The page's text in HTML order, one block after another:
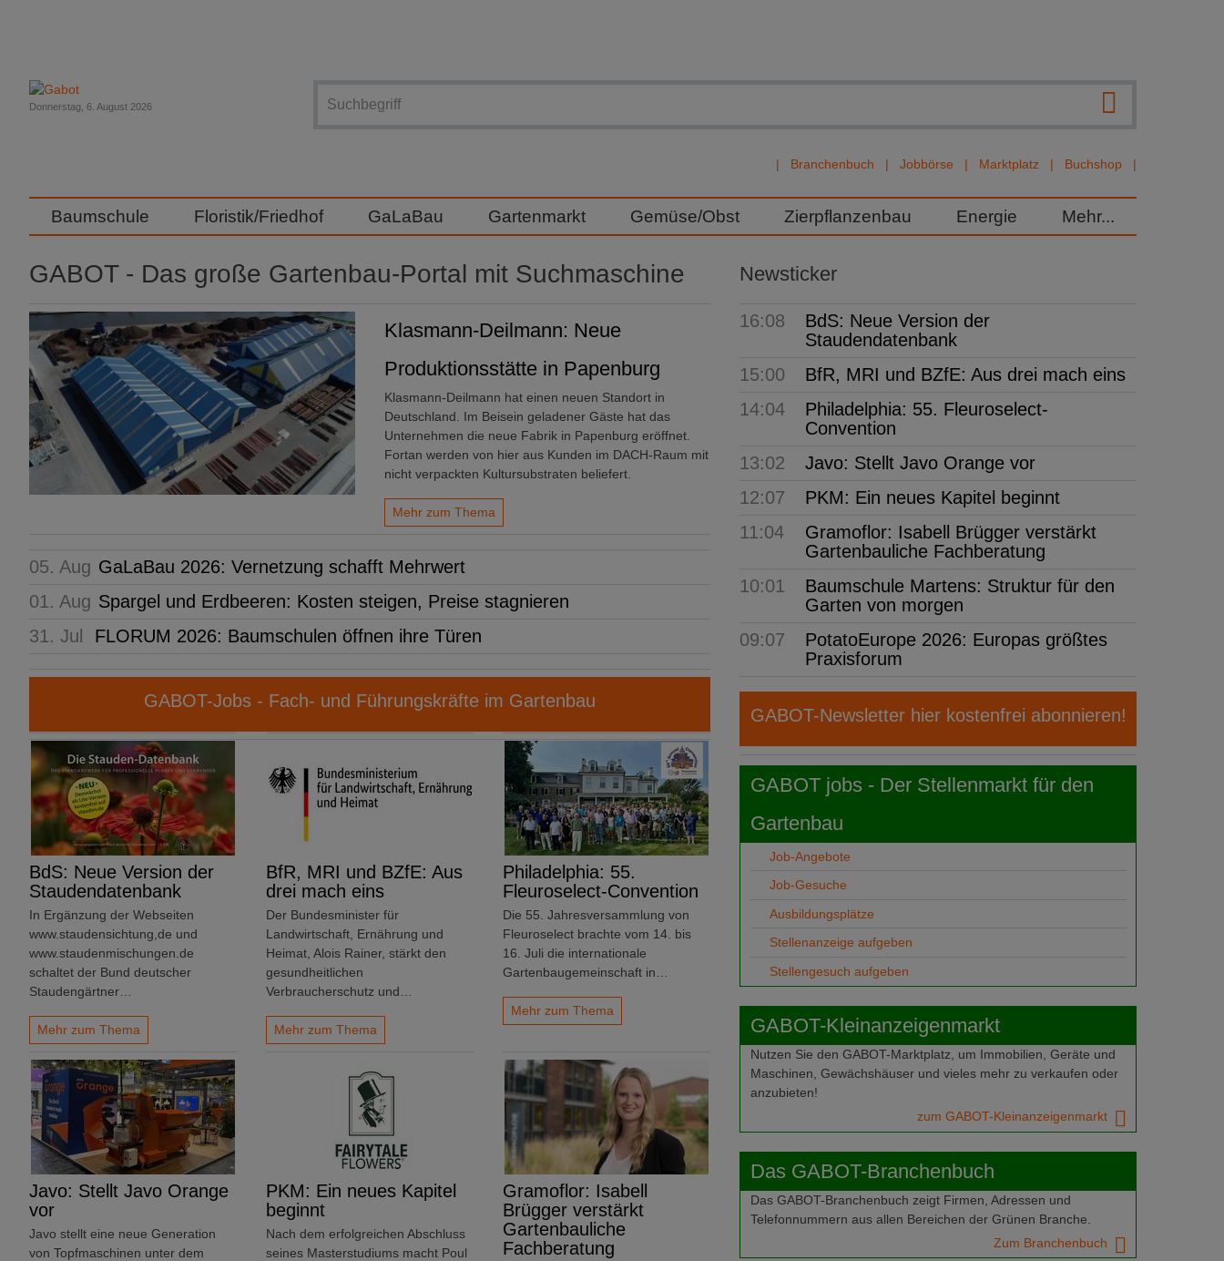
Branchenbuch Jobbörse Marktplatz Buchshop
Donnerstag, 6. August 2026
Baumschule Floristik/Friedhof GaLaBau Gartenmarkt Gemüse/Obst Zierpflanzenbau Energie Mehr...
GABOT - Das große Gartenbau-Portal mit Suchmaschine
Klasmann-Deilmann: Neue
Produktionsstätte in Papenburg
Klasmann-Deilmann hat einen neuen Standort in
Deutschland. Im Beisein geladener Gäste hat das
Unternehmen die neue Fabrik in Papenburg eröffnet.
Fortan werden von hier aus Kunden im DACH-Raum mit
nicht verpackten Kultursubstraten beliefert.
Mehr zum Thema
05. Aug GaLaBau 2026: Vernetzung schafft Mehrwert
01. Aug Spargel und Erdbeeren: Kosten steigen, Preise stagnieren
31. Jul
FLORUM 2026: Baumschulen öffnen ihre Türen
GABOT-Jobs - Fach- und Führungskräfte im Gartenbau
BdS: Neue Version der
Staudendatenbank
In Ergänzung der Webseiten
www.staudensichtung,de und
www.staudenmischungen.de
schaltet der Bund deutscher
Staudengärtner…
Mehr zum Thema
BfR, MRI und BZfE: Aus
drei mach eins
Der Bundesminister für
Landwirtschaft, Ernährung und
Heimat, Alois Rainer, stärkt den
gesundheitlichen
Verbraucherschutz und…
Mehr zum Thema
Philadelphia: 55.
Fleuroselect-Convention
Die 55. Jahresversammlung von
Fleuroselect brachte vom 14. bis
16. Juli die internationale
Gartenbaugemeinschaft in…
Mehr zum Thema
Javo: Stellt Javo Orange
vor
Javo stellt eine neue Generation
von Topfmaschinen unter dem
PKM: Ein neues Kapitel
beginnt
Nach dem erfolgreichen Abschluss
seines Masterstudiums macht Poul
Gramoflor: Isabell
Brügger verstärkt
Gartenbauliche
Fachberatung
Newsticker
16:08
BdS: Neue Version der
Staudendatenbank
15:00
BfR, MRI und BZfE: Aus drei mach eins
14:04
Philadelphia: 55. Fleuroselect-
Convention
13:02
Javo: Stellt Javo Orange vor
12:07
PKM: Ein neues Kapitel beginnt
11:04
Gramoflor: Isabell Brügger verstärkt
Gartenbauliche Fachberatung
10:01
Baumschule Martens: Struktur für den
Garten von morgen
09:07
PotatoEurope 2026: Europas größtes
Praxisforum
GABOT-Newsletter hier kostenfrei abonnieren!
GABOT jobs - Der Stellenmarkt für den
Gartenbau
Job-Angebote
Job-Gesuche
Ausbildungsplätze
Stellenanzeige aufgeben
Stellengesuch aufgeben
GABOT-Kleinanzeigenmarkt
Nutzen Sie den GABOT-Marktplatz, um Immobilien, Geräte und
Maschinen, Gewächshäuser und vieles mehr zu verkaufen oder
anzubieten!
zum GABOT-Kleinanzeigenmarkt
Das GABOT-Branchenbuch
Das GABOT-Branchenbuch zeigt Firmen, Adressen und
Telefonnummern aus allen Bereichen der Grünen Branche.
Zum Branchenbuch